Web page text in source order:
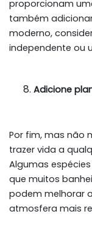
proporcionam
também
moderno,
independente ou
Adicione
Por fim, mas não
trazer vida a
Algumas
que muitos
podem melhorar
atmosfera mais